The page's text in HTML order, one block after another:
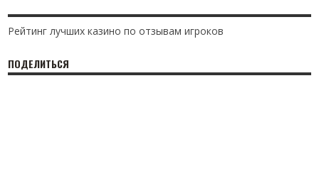
Рейтинг лучших казино по отзывам игроков
ПОДЕЛИТЬСЯ